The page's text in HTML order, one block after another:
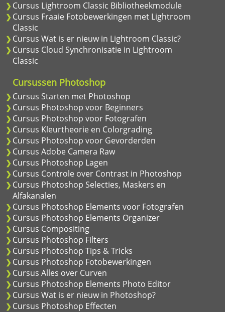
Cursus Lightroom Classic Bibliotheekmodule
Cursus Fraaie Fotobewerkingen met Lightroom
Classic
Cursus Wat is er nieuw in Lightroom Classic?
Cursus Cloud Synchronisatie in Lightroom
Classic
Cursussen Photoshop
Cursus Starten met Photoshop
Cursus Photoshop voor Beginners
Cursus Photoshop voor Fotografen
Cursus Kleurtheorie en Colorgrading
Cursus Photoshop voor Gevorderden
Cursus Adobe Camera Raw
Cursus Photoshop Lagen
Cursus Controle over Contrast in Photoshop
Cursus Photoshop Selecties, Maskers en
Alfakanalen
Cursus Photoshop Elements voor Fotografen
Cursus Photoshop Elements Organizer
Cursus Compositing
Cursus Photoshop Filters
Cursus Photoshop Tips & Tricks
Cursus Photoshop Fotobewerkingen
Cursus Alles over Curven
Cursus Photoshop Elements Photo Editor
Cursus Wat is er nieuw in Photoshop?
Cursus Photoshop Effecten